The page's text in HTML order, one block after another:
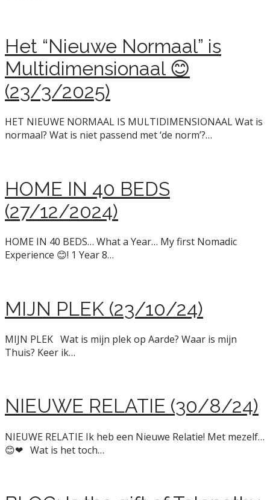
Het “Nieuwe Normaal” is
Multidimensionaal 😊
(23/3/2025)
HET NIEUWE NORMAAL IS MULTIDIMENSIONAAL Wat is
normaal? Wat is niet passend met ‘de norm’?…
HOME IN 40 BEDS
(27/12/2024)
HOME IN 40 BEDS… What a Year… My first Nomadic
Experience 😊! 1 Year 8…
MIJN PLEK (23/10/24)
MIJN PLEK Wat is mijn plek op Aarde? Waar is mijn
Thuis? Keer ik…
NIEUWE RELATIE (30/8/24)
NIEUWE RELATIE Ik heb een Nieuwe Relatie! Met mezelf…
😊❤ Wat is het toch…